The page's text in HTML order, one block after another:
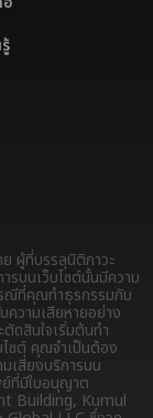
ย ผู้ที่บรรลุนิติภาวะ
รบนเว็บไซต์นั้นมีความ
รณีที่คุณทำธุรกรรมกับ
ความเสียหายอย่าง
ดสินใจเริ่มต้นทำ
ไซต์ คุณจำเป็นต้อง
เสี่ยงบริการบน
ที่มีใบอนุญาต
Building, Kumul